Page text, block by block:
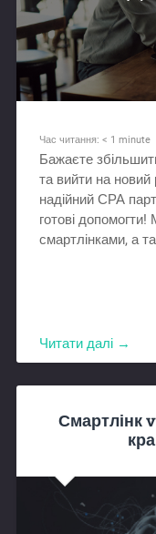
Час читання: < 1 minute
Бажаєте
та вийти на новий
надійний СРА
готові
смартлінками, а
Читати далі →
Смартлінк